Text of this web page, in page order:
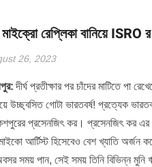
মাইক্রো রেপ্লিকা বানিয়ে
26, 2023
দীর্ঘ প্রতীক্ষার পর চাঁদের মাটিতে পা
উচ্ছ্বসিত গোটা ভারতবর্ষ! প্রত্যেক
প্রসেনজিৎ কর। প্রসেনজিৎ কর এর
আর্টিস্ট হিসেবেও বেশ খ্যাতি
সময় পান, সেই সময় তিনি বিভিন্ন মুনি